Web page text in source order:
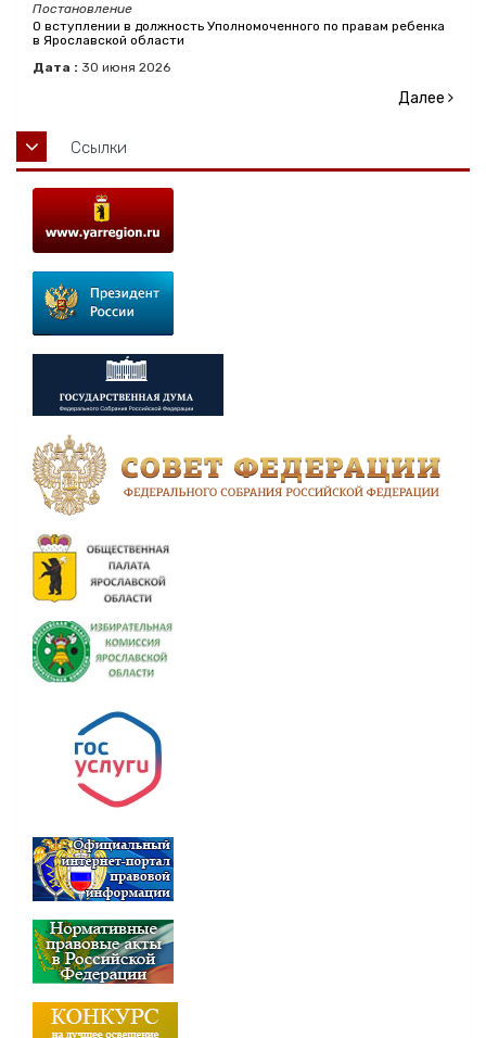
Постановление
О вступлении в должность Уполномоченного по правам ребенка
в Ярославской области
Дата : 30 июня 2026
Далее
Ссылки